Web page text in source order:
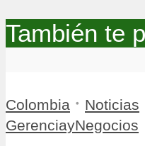
También te
Colombia • Noticias
GerenciayNegocios